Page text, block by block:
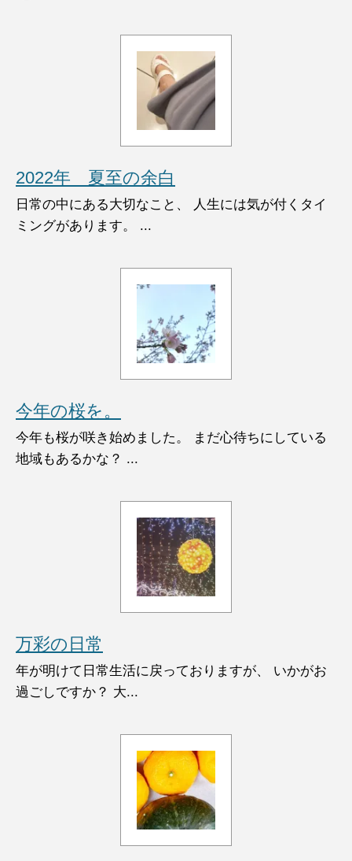
2022年 夏至の余白
日常の中にある大切なこと、 人生には気が付くタイ
ミングがあります。 ...
今年の桜を。
今年も桜が咲き始めました。 まだ心待ちにしている
地域もあるかな？ ...
万彩の日常
年が明けて日常生活に戻っておりますが、 いかがお
過ごしですか？ 大...